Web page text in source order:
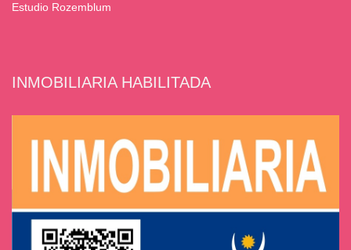
Estudio Rozemblum
INMOBILIARIA HABILITADA